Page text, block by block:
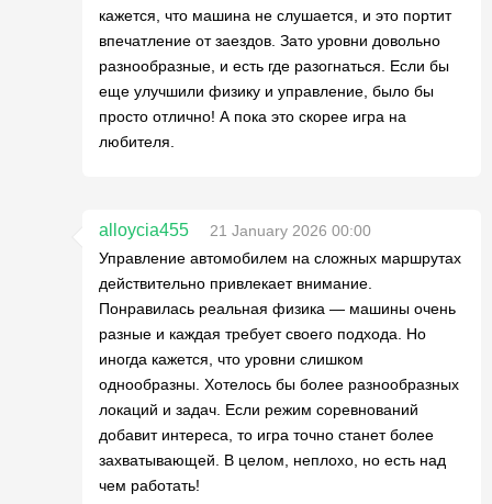
кажется, что машина не слушается, и это портит
впечатление от заездов. Зато уровни довольно
разнообразные, и есть где разогнаться. Если бы
еще улучшили физику и управление, было бы
просто отлично! А пока это скорее игра на
любителя.
alloycia455
21 January 2026 00:00
Управление автомобилем на сложных маршрутах
действительно привлекает внимание.
Понравилась реальная физика — машины очень
разные и каждая требует своего подхода. Но
иногда кажется, что уровни слишком
однообразны. Хотелось бы более разнообразных
локаций и задач. Если режим соревнований
добавит интереса, то игра точно станет более
захватывающей. В целом, неплохо, но есть над
чем работать!